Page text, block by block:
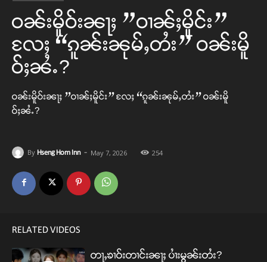
ဝၼ်းမိူဝ်းၼႃႈ ”ဝၢၼ်ႈမိူင်း”
လႄႈ “ၵူၼ်းၼုမ်ႇတႆး” ဝၼ်းမိူ
ဝ်ႈၼႆႉ?
ဝၼ်းမိူဝ်းၼႃႈ ”ဝၢၼ်ႈမိူင်း” လႄႈ “ၵူၼ်းၼုမ်ႇတႆး” ဝၼ်းမိူ
ဝ်ႈၼႆႉ?
By Hseng Hom Inn - May 7, 2026 254
RELATED VIDEOS
တႃႇၶၢဝ်းတၢင်းၼႃႈ ပၢႆးမွၼ်းတႆး?